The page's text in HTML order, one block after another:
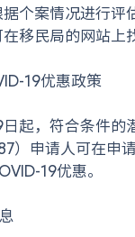
个案情况进行评
移民局的网站上
19优惠政策
起，符合条件的
）申请人可在申
19优惠。